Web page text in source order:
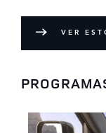
VER